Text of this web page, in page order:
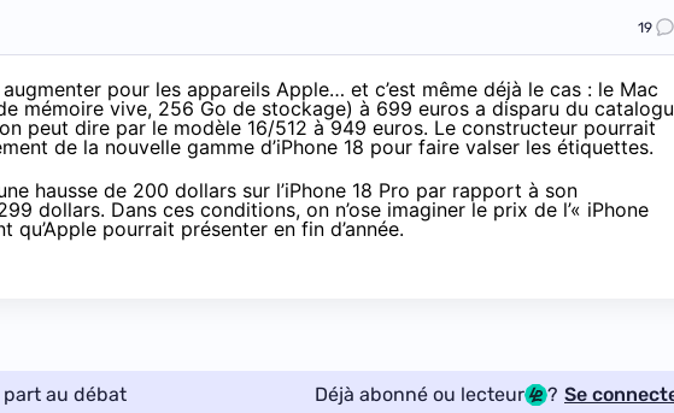
19
pour les appareils Apple… et c’est même déjà le cas : le Mac
mémoire vive, 256 Go de stockage) à 699 euros a disparu du
peut dire par le modèle 16/512 à 949 euros. Le constructeur pourrait
de la nouvelle gamme d’iPhone 18 pour faire valser les étiquettes.
hausse de 200 dollars sur l’iPhone 18 Pro par rapport à son
dollars. Dans ces conditions, on n’ose imaginer le prix de l’« iPhone
pourrait présenter en fin d’année.
au débat Déjà abonné ou lecteur ? Se